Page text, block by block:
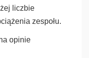
liczbie
zespołu.